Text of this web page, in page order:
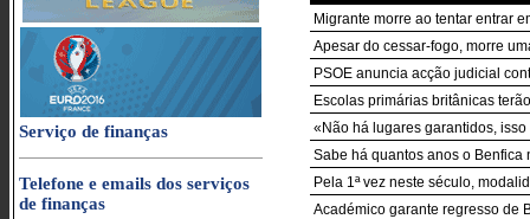
Serviço de finanças
Telefone e emails dos serviços
de finanças
Migrante morre ao tentar entrar
Apesar do cessar-fogo, morre
PSOE anuncia acção judicial
Escolas primárias britânicas
«Não há lugares garantidos,
Sabe há quantos anos o Benfica
Pela 1ª vez neste século,
Académico garante regresso de